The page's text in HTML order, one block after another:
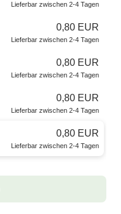
Lieferbar zwischen 2-4 Tagen
0,80 EUR
Lieferbar zwischen 2-4 Tagen
0,80 EUR
Lieferbar zwischen 2-4 Tagen
0,80 EUR
Lieferbar zwischen 2-4 Tagen
0,80 EUR
Lieferbar zwischen 2-4 Tagen